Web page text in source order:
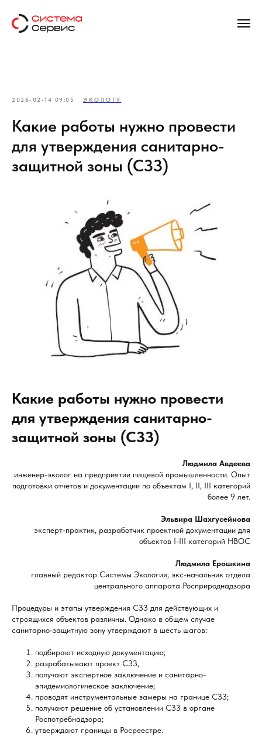
2026-02-14 09:05 ЭКОЛОГУ
Какие работы нужно провести
для утверждения санитарно-
защитной зоны (СЗЗ)
Какие работы нужно провести
для утверждения санитарно-
защитной зоны (СЗЗ)
Людмила Авдеева
инженер-эколог на предприятии пищевой промышленности. Опыт
подготовки отчетов и документации по объектам I, II, III категорий
более 9 лет.
Эльвира Шахгусейнова
эксперт-практик, разработчик проектной документации для
объектов I-III категорий НВОС
Людмила Ерошкина
главный редактор Системы Экология, экс-начальник отдела
центрального аппарата Росприроднадзора
Процедуры и этапы утверждения СЗЗ для действующих и
строящихся объектов различны. Однако в общем случае
санитарно-защитную зону утверждают в шесть шагов:
подбирают исходную документацию;
разрабатывают проект СЗЗ,
получают экспертное заключение и санитарно-
эпидемиологическое заключение;
проводят инструментальные замеры на границе СЗЗ;
получают решение об установлении СЗЗ в органе
Роспотребнадзора;
утверждают границы в Росреестре.